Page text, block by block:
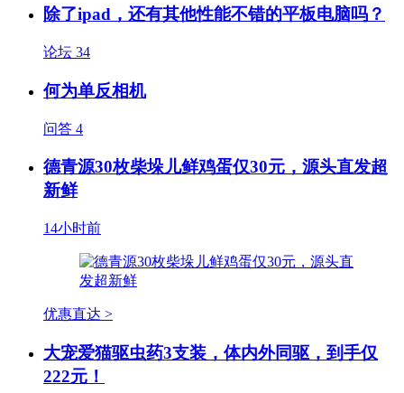
除了ipad，还有其他性能不错的平板电脑吗？
论坛 34
何为单反相机
问答 4
德青源30枚柴垛儿鲜鸡蛋仅30元，源头直发超
新鲜
14小时前
优惠直达 >
大宠爱猫驱虫药3支装，体内外同驱，到手仅
222元！